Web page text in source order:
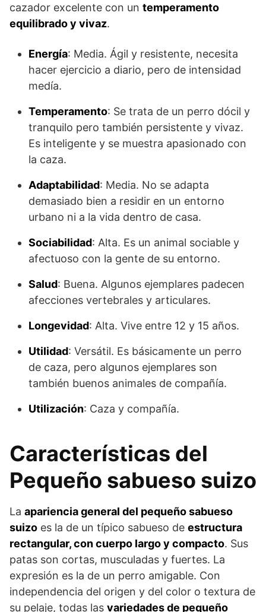
cazador excelente con un temperamento
equilibrado y vivaz.
Energía: Media. Ágil y resistente, necesita
hacer ejercicio a diario, pero de intensidad
medía.
Temperamento: Se trata de un perro dócil y
tranquilo pero también persistente y vivaz.
Es inteligente y se muestra apasionado con
la caza.
Adaptabilidad: Media. No se adapta
demasiado bien a residir en un entorno
urbano ni a la vida dentro de casa.
Sociabilidad: Alta. Es un animal sociable y
afectuoso con la gente de su entorno.
Salud: Buena. Algunos ejemplares padecen
afecciones vertebrales y articulares.
Longevidad: Alta. Vive entre 12 y 15 años.
Utilidad: Versátil. Es básicamente un perro
de caza, pero algunos ejemplares son
también buenos animales de compañía.
Utilización: Caza y compañía.
Características del
Pequeño sabueso suizo
La apariencia general del pequeño sabueso
suizo es la de un típico sabueso de estructura
rectangular, con cuerpo largo y compacto. Sus
patas son cortas, musculadas y fuertes. La
expresión es la de un perro amigable. Con
independencia del origen y del color o textura de
su pelaje, todas las variedades de pequeño